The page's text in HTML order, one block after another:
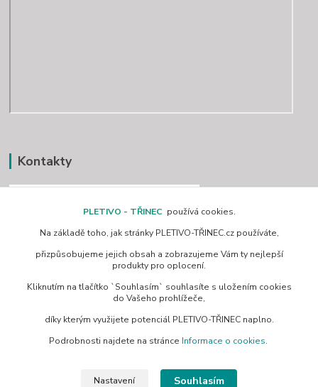
Kontakty
www.pletivo-trinec.cz
Raszka Petr
+420 725 944 049
Denně 10.00–21.00 hod
pletivotrinec@seznam.cz
PLETIVO - TŘINEC používá cookies.
Na základě toho, jak stránky PLETIVO-TŘINEC.cz používáte,
přizpůsobujeme jejich obsah a zobrazujeme Vám ty nejlepší
produkty pro oplocení.
Kliknutím na tlačítko `Souhlasím` souhlasíte s uložením cookies
do Vašeho prohlížeče,
díky kterým využijete potenciál PLETIVO-TŘINEC naplno.
Podrobnosti najdete na stránce Informace o cookies.
Nastavení Souhlasím